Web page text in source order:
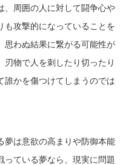
、周囲の人に対して闘争心や
も攻撃的になっていることを
思わぬ結果に繋がる可能性が
刃物で人を刺したり切ったり
誰かを傷つけてしまうのでは
夢は意欲の高まりや防御本能
っている夢なら、現実に問題